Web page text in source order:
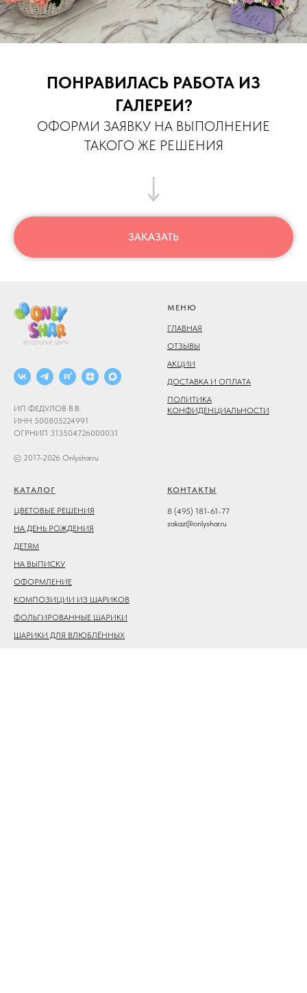
ПОНРАВИЛАСЬ РАБОТА ИЗ
ГАЛЕРЕИ?
ОФОРМИ ЗАЯВКУ НА ВЫПОЛНЕНИЕ
ТАКОГО ЖЕ РЕШЕНИЯ
ЗАКАЗАТЬ
ИП ФЕДУЛОВ В.В.
ИНН 500805224991
ОГРНИП 313504726000031
© 2017-2026 Onlyshar.ru
МЕНЮ
ГЛАВНАЯ
ОТЗЫВЫ
АКЦИИ
ДОСТАВКА И ОПЛАТА
ПОЛИТИКА
КОНФИДЕНЦИАЛЬНОСТИ
КАТАЛОГ
ЦВЕТОВЫЕ РЕШЕНИЯ
НА ДЕНЬ РОЖДЕНИЯ
ДЕТЯМ
НА ВЫПИСКУ
ОФОРМЛЕНИЕ
КОМПОЗИЦИИ ИЗ ШАРИКОВ
ФОЛЬГИРОВАННЫЕ ШАРИКИ
ШАРИКИ ДЛЯ ВЛЮБЛЁННЫХ
КОНТАКТЫ
8 (495) 181-61-77
zakaz@onlyshar.ru